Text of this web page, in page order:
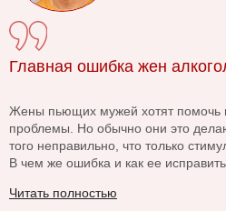
Главная ошибка жен
Жены пьющих мужей хотят помочь
проблемы. Но обычно они это
того неправильно, что только
В чем же ошибка и как ее
Читать полностью